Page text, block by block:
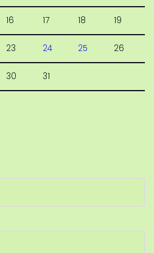
16 17 18 19
23 24 25 26
30 31